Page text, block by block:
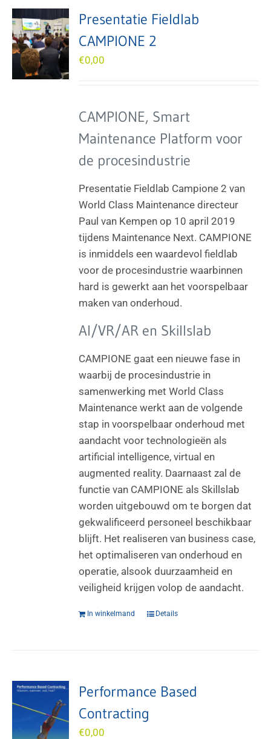
Presentatie Fieldlab
CAMPIONE 2
€0,00
CAMPIONE, Smart
Maintenance Platform voor
de procesindustrie
Presentatie Fieldlab Campione 2 van
World Class Maintenance directeur
Paul van Kempen op 10 april 2019
tijdens Maintenance Next. CAMPIONE
is inmiddels een waardevol fieldlab
voor de procesindustrie waarbinnen
hard is gewerkt aan het voorspelbaar
maken van onderhoud.
AI/VR/AR en Skillslab
CAMPIONE gaat een nieuwe fase in
waarbij de procesindustrie in
samenwerking met World Class
Maintenance werkt aan de volgende
stap in voorspelbaar onderhoud met
aandacht voor technologieën als
artificial intelligence, virtual en
augmented reality. Daarnaast zal de
functie van CAMPIONE als Skillslab
worden uitgebouwd om te borgen dat
gekwalificeerd personeel beschikbaar
blijft. Het realiseren van business case,
het optimaliseren van onderhoud en
operatie, alsook duurzaamheid en
veiligheid krijgen volop de aandacht.
In winkelmand Details
Performance Based
Contracting
€0,00